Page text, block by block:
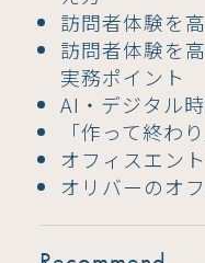
訪問者体験を
訪問者体験を
実務ポイント
AI・デジタル
「作って終わ
オフィスエン
オリバーのオ